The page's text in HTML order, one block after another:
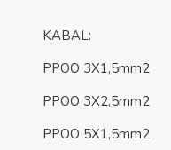
KABAL:
PPOO 3X1,5mm2
PPOO 3X2,5mm2
PPOO 5X1,5mm2